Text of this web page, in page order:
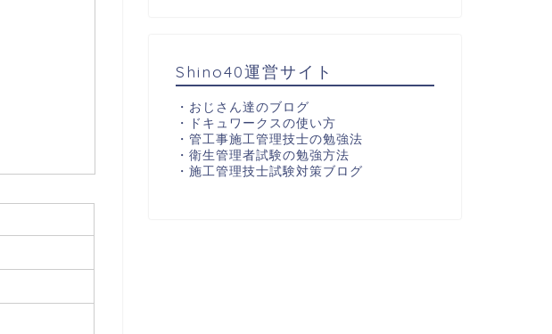
Shino40運営サイト
・ おじさん達のブログ
・
ドキュワークスの使い方
・ 管工事施工管理技士の勉強法
・ 衛生管理者試験の勉強方法
・ 施工管理技士試験対策ブログ